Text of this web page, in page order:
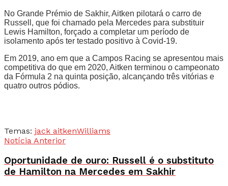
No Grande Prémio de Sakhir, Aitken pilotará o carro de
Russell, que foi chamado pela Mercedes para substituir
Lewis Hamilton, forçado a completar um período de
isolamento após ter testado positivo à Covid-19.
Em 2019, ano em que a Campos Racing se apresentou mais
competitiva do que em 2020, Aitken terminou o campeonato
da Fórmula 2 na quinta posição, alcançando três vitórias e
quatro outros pódios.
Temas: jack aitkenWilliams
Notícia Anterior
Oportunidade de ouro: Russell é o substituto
de Hamilton na Mercedes em Sakhir